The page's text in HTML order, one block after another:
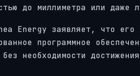
до миллиметра или даже
Energy заявляет, что его
программное
необходимости